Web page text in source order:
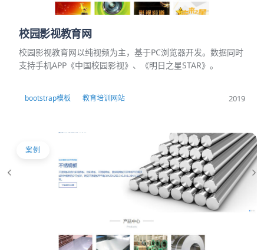
校园影视教育网
校园影视教育网以纯视频为主，基于PC浏览器开发。数据同时
支持手机APP《中国校园影视》、《明日之星STAR》。
bootstrap模板 教育培训网站 2019
案例